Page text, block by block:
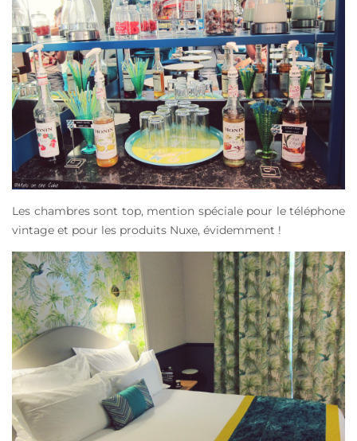
Les chambres sont top, mention spéciale pour le téléphone
vintage et pour les produits Nuxe, évidemment !